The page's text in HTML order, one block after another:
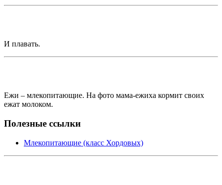
И плавать.
Ежи – млекопитающие. На фото мама-ежиха кормит своих
ежат молоком.
Полезные ссылки
Млекопитающие (класс Хордовых)